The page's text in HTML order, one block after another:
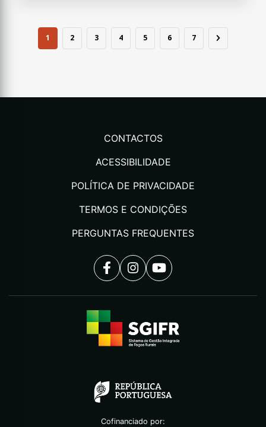
1 2 3 4 5 6 7
CONTACTOS
ACESSIBILIDADE
POLÍTICA DE PRIVACIDADE
TERMOS E CONDIÇÕES
PERGUNTAS FREQUENTES
Cofinanciado por: